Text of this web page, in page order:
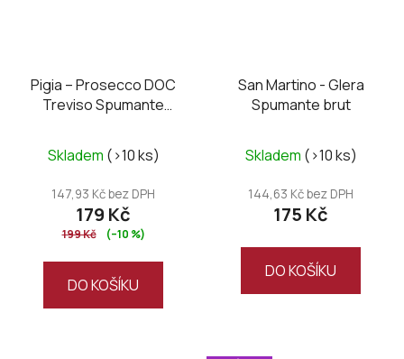
Pigia – Prosecco DOC
Treviso Spumante
Skladem (>10 ks)
147,93 Kč bez DPH
179 Kč
199 Kč (–10 %)
DO KOŠÍKU
San Martino - Glera
Spumante brut
Skladem (>10 ks)
144,63 Kč bez DPH
175 Kč
DO KOŠÍKU